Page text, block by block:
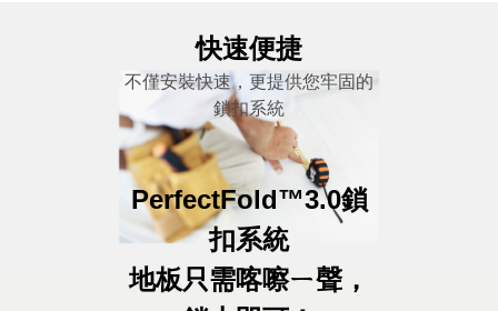
快速便捷
不僅安裝快速，更提供您牢固的
鎖扣系統
PerfectFold™3.0鎖
扣系統
地板只需喀嚓ㄧ聲，